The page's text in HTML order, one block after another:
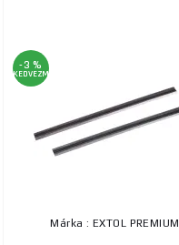
-3 %
KEDVEZMÉNY
Márka : EXTOL PREMIUM